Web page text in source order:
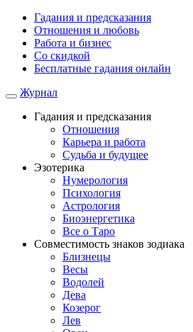
Гадания и предсказания
Отношения и любовь
Работа и бизнес
Со скидкой
Бесплатные гадания онлайн
Журнал
Гадания и предсказания
Отношения
Карьера и работа
Cудьба и будущее
Эзотерика
Нумерология
Психология
Астрология
Биоэнергетика
Все о Таро
Совместимость знаков зодиака
Близнецы
Весы
Водолей
Дева
Козерог
Лев